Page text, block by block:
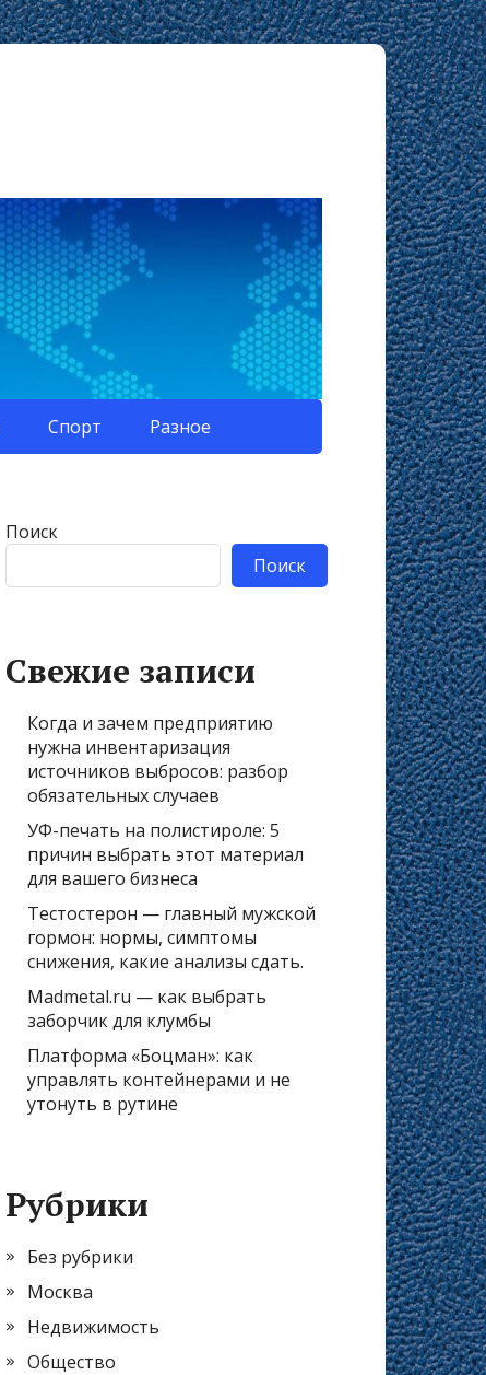
Спорт Разное
Поиск
Поиск
Свежие записи
Когда и зачем предприятию
нужна инвентаризация
источников выбросов: разбор
обязательных случаев
УФ-печать на полистироле: 5
причин выбрать этот материал
для вашего бизнеса
Тестостерон — главный мужской
гормон: нормы, симптомы
снижения, какие анализы сдать.
Madmetal.ru — как выбрать
заборчик для клумбы
Платформа «Боцман»: как
управлять контейнерами и не
утонуть в рутине
Рубрики
Без рубрики
Москва
Недвижимость
Общество